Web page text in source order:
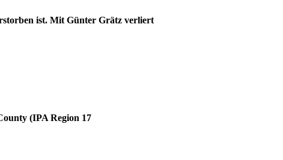
ist. Mit Günter Grätz verliert
(IPA Region 17